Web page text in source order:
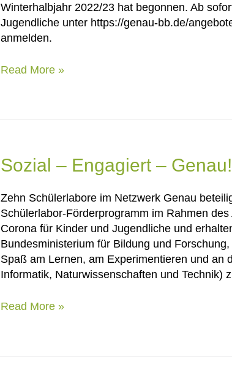
Winterhalbjahr 2022/23 hat begonnen. Ab
Jugendliche unter https://genau-bb.de/
anmelden.
Jetzt
Read More »
Sozial – Engagiert – Genau!
Zehn Schülerlabore im Netzwerk Genau
Schülerlabor-Förderprogramm im Rahmen
Corona für Kinder und Jugendliche und
Bundesministerium für Bildung und
Spaß am Lernen, am Experimentieren und an
Informatik, Naturwissenschaften und Technik)
Sozial
Read More »